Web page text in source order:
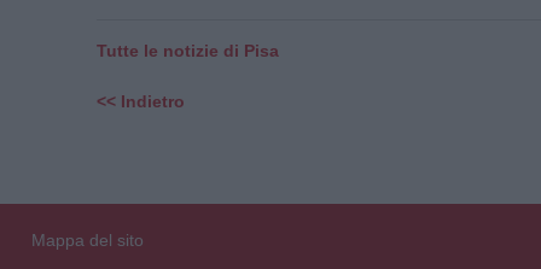
Tutte le notizie di Pisa
<< Indietro
Mappa del sito